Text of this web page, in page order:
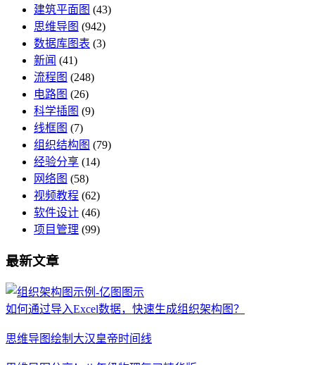
建筑平面图 (43)
思维导图 (942)
数据库图表 (3)
新闻 (41)
流程图 (248)
电路图 (26)
科学插图 (9)
线框图 (7)
组织结构图 (79)
经验分享 (14)
网络图 (58)
视频教程 (62)
软件设计 (46)
项目管理 (99)
最新文章
如何通过导入Excel数据，快速生成组织架构图？
思维导图绘制大汉皇帝时间线